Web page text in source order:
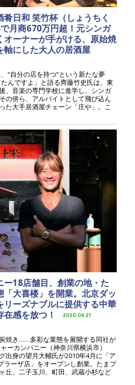
日和 笑竹杯（しょうちく
月商670万円超！元シンガ
オーナーが手がける、原始焼
軸にした大人の居酒屋
“自分の店を持つ”という新たな夢
たんですよ」と語る齊藤竹史氏は、東
、音楽の専門学校に進学し、シンガ
の傍ら、アルバイトとして飛び込ん
た大手居酒屋チェーン「庄や」。こ
ー18店舗目、創業の地・た
「大喜楼」を開業。北京ダッ
リーズナブルに提供する中華
感を放つ！
2020.09.21
焼き……多彩な業態を展開する同社が
ーカンパニー（神奈川県横浜市）
出身の望月大輔氏が2010年4月に「ア
ラーザ店」をオープンし創業。たまプ
丘、二子玉川、町田、武蔵小杉など